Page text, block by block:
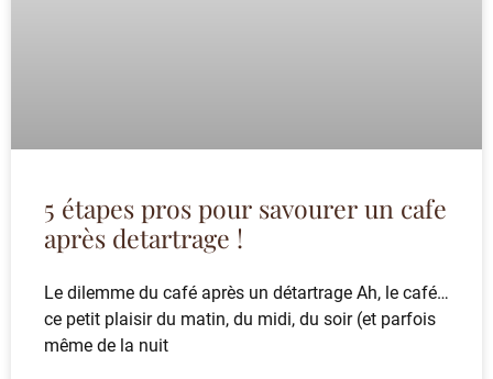
5 étapes pros pour savourer un cafe
après detartrage !
Le dilemme du café après un détartrage Ah, le café…
ce petit plaisir du matin, du midi, du soir (et parfois
même de la nuit